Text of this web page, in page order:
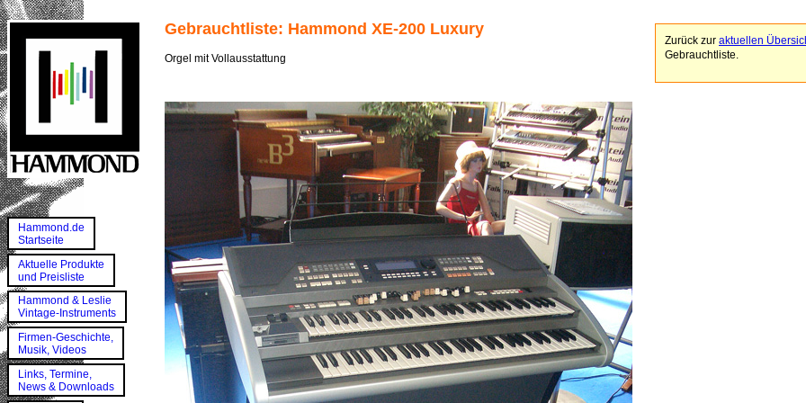
Hammond.de
Startseite
Aktuelle Produkte
und Preisliste
Hammond & Leslie
Vintage-Instruments
Firmen-Geschichte,
Musik, Videos
Links, Termine,
News & Downloads
Gebrauchtliste: Hammond XE-200 Luxury
Orgel mit Vollausstattung
Zurück zur aktuellen
Gebrauchtliste.